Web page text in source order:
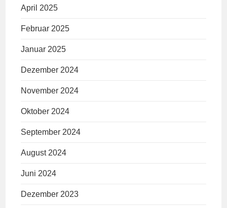
April 2025
Februar 2025
Januar 2025
Dezember 2024
November 2024
Oktober 2024
September 2024
August 2024
Juni 2024
Dezember 2023